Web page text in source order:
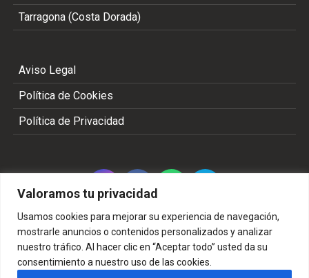
Valoramos tu privacidad
Usamos cookies para mejorar su experiencia de navegación,
mostrarle anuncios o contenidos personalizados y analizar
nuestro tráfico. Al hacer clic en “Aceptar todo” usted da su
consentimiento a nuestro uso de las cookies.
Tarragona (Costa Dorada)
Aviso Legal
Política de Cookies
Política de Privacidad
Copyright 2002 - 2026 © TODOS LOS DERECHOS